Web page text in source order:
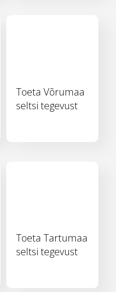
Toeta Võrumaa
seltsi tegevust
Toeta Tartumaa
seltsi tegevust